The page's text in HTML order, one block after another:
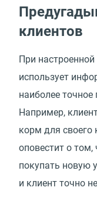
клиентов
При
использует
наиболее
Например,
корм для своего
оповестит о
покупать новую
и клиент точно